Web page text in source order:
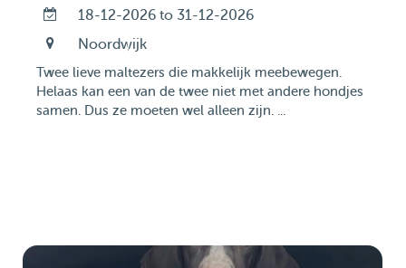
18-12-2026 to 31-12-2026
Noordwijk
Twee lieve maltezers die makkelijk meebewegen.
Helaas kan een van de twee niet met andere hondjes
samen. Dus ze moeten wel alleen zijn. ...